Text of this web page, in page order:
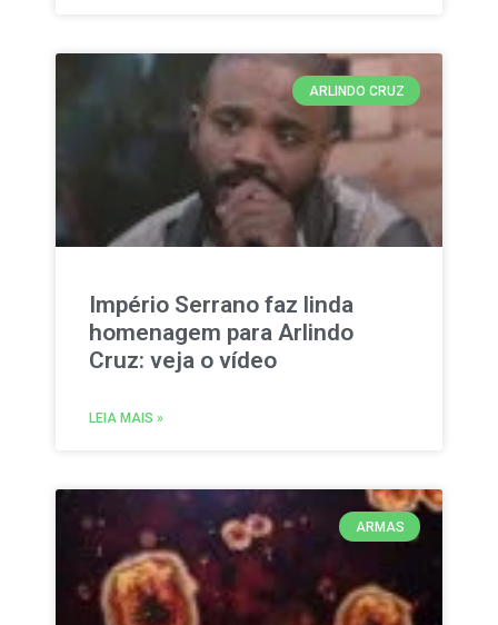
ARLINDO CRUZ
Império Serrano faz linda
homenagem para Arlindo
Cruz: veja o vídeo
LEIA MAIS »
ARMAS